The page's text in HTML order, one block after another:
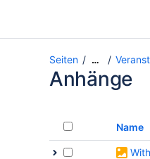
Seiten …
Anhänge
Name